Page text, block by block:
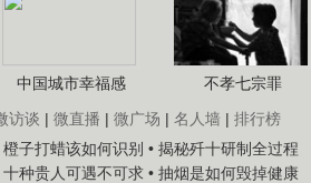
中国城市幸福感
不孝七宗罪
访谈 | 微直播 | 微广场 | 名人墙 | 排行榜
橙子打蜡该如何识别 • 揭秘歼十研制全过程
十种贵人可遇不可求 • 抽烟是如何毁掉健康